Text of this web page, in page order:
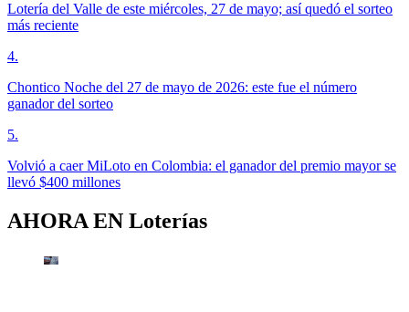
Lotería del Valle de este miércoles, 27 de mayo; así quedó el sorteo
más reciente
4.
Chontico Noche del 27 de mayo de 2026: este fue el número
ganador del sorteo
5.
Volvió a caer MiLoto en Colombia: el ganador del premio mayor se
llevó $400 millones
AHORA EN Loterías